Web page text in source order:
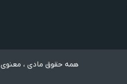
همه حقوق مادی ، معنوی